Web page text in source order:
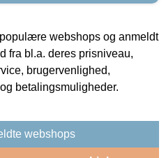
webshops og anmeldt
fra bl.a. deres prisniveau,
brugervenlighed,
betalingsmuligheder.
webshops